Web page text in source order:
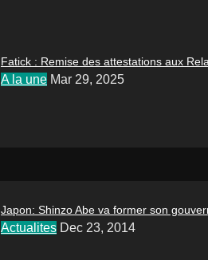
Fatick : Remise des attestations aux
A la une Mar 29, 2025
Japon: Shinzo Abe va former son
Actualites Dec 23, 2014